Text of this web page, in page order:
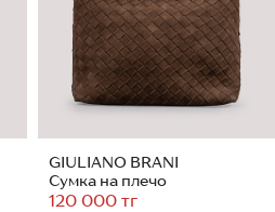
GIULIANO BRANI
Сумка на плечо
120 000 тг